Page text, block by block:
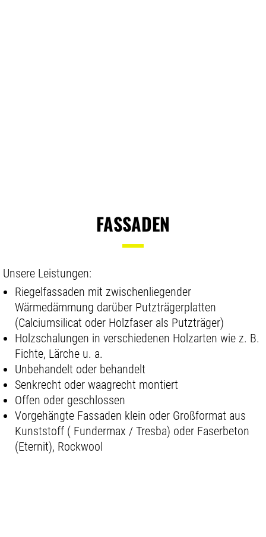
FASSADEN
Unsere Leistungen:
Riegelfassaden mit zwischenliegender
Wärmedämmung darüber Putzträgerplatten
(Calciumsilicat oder Holzfaser als Putzträger)
Holzschalungen inverschiedenen Holzarten wie z. B.
Fichte, Lärche u. a.
Unbehandelt oder behandelt
Senkrecht oder waagrecht montiert
Offen oder geschlossen
Vorgehängte Fassaden klein oder Großformat aus
Kunststoff ( Fundermax / Tresba) oder Faserbeton
(Eternit), Rockwool